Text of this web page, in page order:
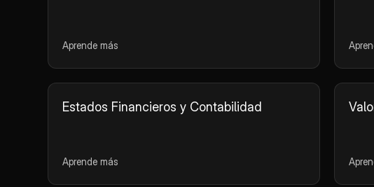
Aprende más
Estados Financieros y Contabilidad
Aprende más